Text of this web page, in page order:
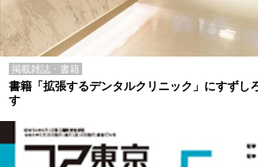
掲載雑誌・書籍
書籍「拡張するデンタルクリニック」にすずし
す